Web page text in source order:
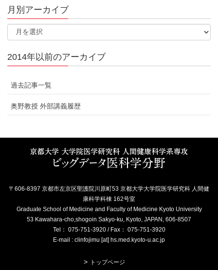
月別アーカイブ
2014年以前のアーカイブ
過去記事一覧
奥野教授 外部講義履歴
〒606-8397 京都市左京区聖護院川原町53 京都大学大学院医学研究科 人間健
康科学科棟 162号室
Graduate School of Medicine and Faculty of Medicine Kyoto University
53 Kawahara-cho,shogoin Sakyo-ku, Kyoto, JAPAN, 606-8507
Tel： 075-751-3920 / Fax： 075-751-3920
E-mail : clinfojimu [at] hs.med.kyoto-u.ac.jp
トップページ